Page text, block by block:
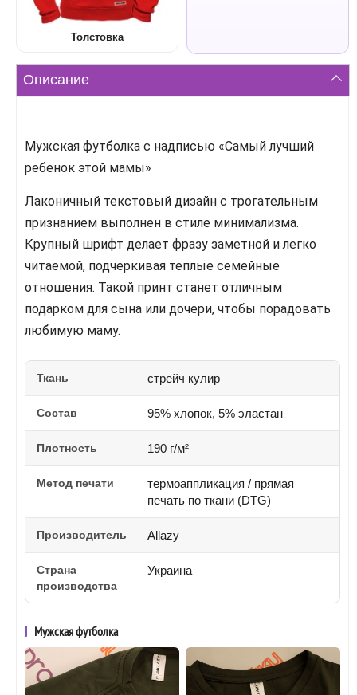
Толстовка
Описание
Мужская футболка с надписью «Самый лучший
ребенок этой мамы»
Лаконичный текстовый дизайн с трогательным
признанием выполнен в стиле минимализма.
Крупный шрифт делает фразу заметной и легко
читаемой, подчеркивая теплые семейные
отношения. Такой принт станет отличным
подарком для сына или дочери, чтобы порадовать
любимую маму.
Ткань стрейч кулир
Состав 95% хлопок, 5% эластан
Плотность 190 г/м²
Метод печати
термоаппликация / прямая
печать по ткани (DTG)
Производитель Allazy
Страна
производства
Украина
Мужская футболка